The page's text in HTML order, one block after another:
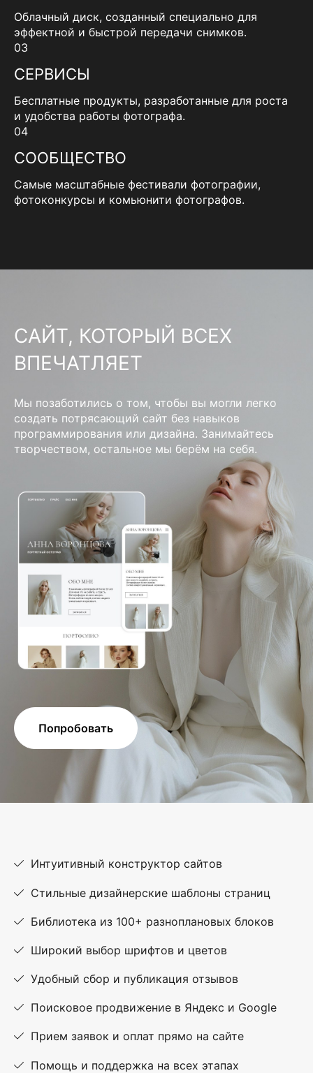
Облачный диск, созданный специально для
эффектной и быстрой передачи снимков.
03
СЕРВИСЫ
Бесплатные продукты, разработанные для роста
и удобства работы фотографа.
04
СООБЩЕСТВО
Самые масштабные фестивали фотографии,
фотоконкурсы и комьюнити фотографов.
САЙТ, КОТОРЫЙ ВСЕХ
ВПЕЧАТЛЯЕТ
Мы позаботились о том, чтобы вы могли легко
создать потрясающий сайт без навыков
программирования или дизайна. Занимайтесь
творчеством, остальное мы берём на себя.
Попробовать
Интуитивный конструктор сайтов
Стильные дизайнерские шаблоны страниц
Библиотека из 100+ разноплановых блоков
Широкий выбор шрифтов и цветов
Удобный сбор и публикация отзывов
Поисковое продвижение в Яндекс и Google
Прием заявок и оплат прямо на сайте
Помощь и поддержка на всех этапах